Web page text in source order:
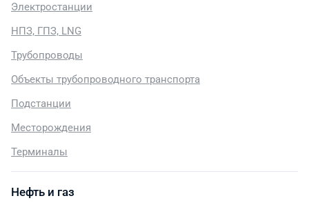
Электростанции
НПЗ, ГПЗ, LNG
Трубопроводы
Объекты трубопроводного транспорта
Подстанции
Месторождения
Терминалы
Нефть и газ